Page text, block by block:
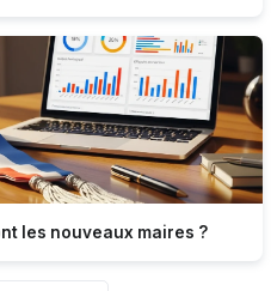
les nouveaux maires ?